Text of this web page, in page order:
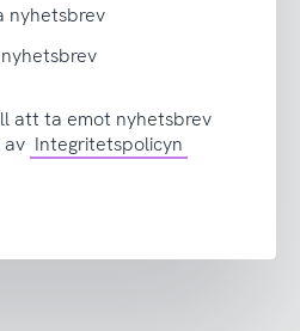
nyhetsbrev
att ta emot nyhetsbrev
av Integritetspolicyn